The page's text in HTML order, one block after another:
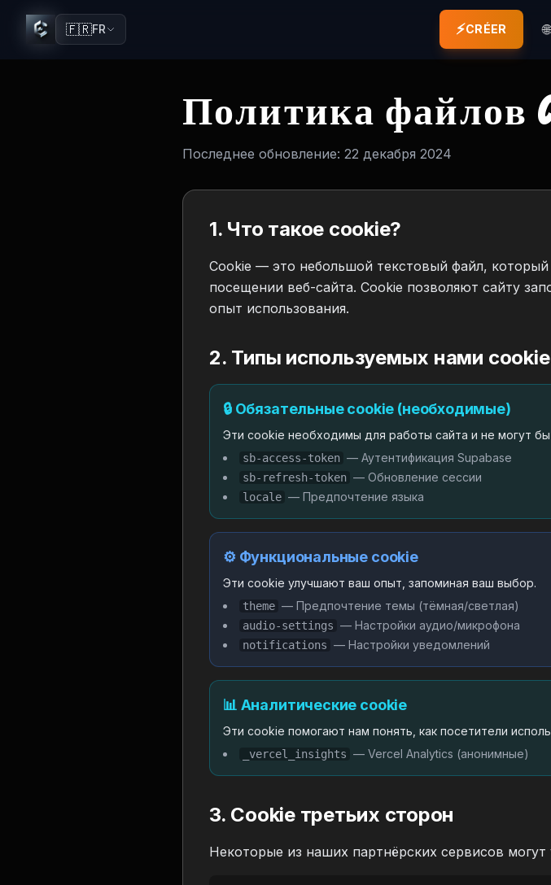
🇫🇷FR ⚡CRÉER 🌐
Политика файлов
Последнее обновление: 22 декабря 2024
1. Что такое cookie?
Cookie — это небольшой текстовый файл,
посещении веб-сайта. Cookie позволяют сайту
опыт использования.
2. Типы используемых нами cookie
🔒 Обязательные cookie (необходимые)
Эти cookie необходимы для работы сайта и не могут
sb-access-token — Аутентификация Supabase
sb-refresh-token — Обновление сессии
locale — Предпочтение языка
⚙️ Функциональные cookie
Эти cookie улучшают ваш опыт, запоминая ваш выбор.
theme — Предпочтение темы (тёмная/светлая)
audio-settings — Настройки аудио/микрофона
notifications — Настройки уведомлений
📊 Аналитические cookie
Эти cookie помогают нам понять, как посетители
_vercel_insights — Vercel Analytics (анонимные)
3. Cookie третьих сторон
Некоторые из наших партнёрских сервисов могут